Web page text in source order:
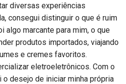
diversas experiências
consegui distinguir o que é ruim
algo marcante para mim, o que
produtos importados, viajando
e cremes favoritos.
eletroeletrônicos. Com o
desejo de iniciar minha própria